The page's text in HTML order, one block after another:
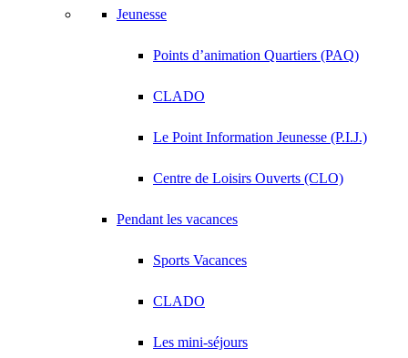
Jeunesse
Points d’animation Quartiers (PAQ)
CLADO
Le Point Information Jeunesse (P.I.J.)
Centre de Loisirs Ouverts (CLO)
Pendant les vacances
Sports Vacances
CLADO
Les mini-séjours